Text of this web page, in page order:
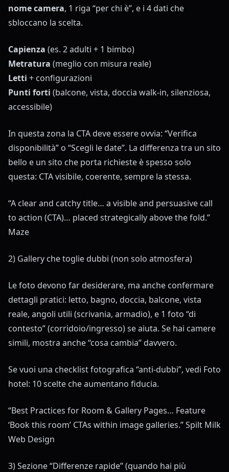
nome camera, 1 riga “per chi è”, e i 4 dati che
sbloccano la scelta.
Capienza (es. 2 adulti + 1 bimbo)
Metratura (meglio con misura reale)
Letti + configurazioni
Punti forti (balcone, vista, doccia walk-in, silenziosa,
accessibile)
In questa zona la CTA deve essere ovvia: “Verifica
disponibilità” o “Scegli le date”. La differenza tra un sito
bello e un sito che porta richieste è spesso solo
questa: CTA visibile, coerente, sempre la stessa.
“A clear and catchy title… a visible and persuasive call
to action (CTA)… placed strategically above the fold.”
Maze
2) Gallery che toglie dubbi (non solo atmosfera)
Le foto devono far desiderare, ma anche confermare
dettagli pratici: letto, bagno, doccia, balcone, vista
reale, angoli utili (scrivania, armadio), e 1 foto “di
contesto” (corridoio/ingresso) se aiuta. Se hai camere
simili, mostra anche “cosa cambia” davvero.
Se vuoi una checklist fotografica “anti-dubbi”, vedi Foto
hotel: 10 scelte che aumentano fiducia.
“Best Practices for Room & Gallery Pages… Feature
‘Book this room’ CTAs within image galleries.”Spilt Milk
Web Design
3) Sezione “Differenze rapide” (quando hai più